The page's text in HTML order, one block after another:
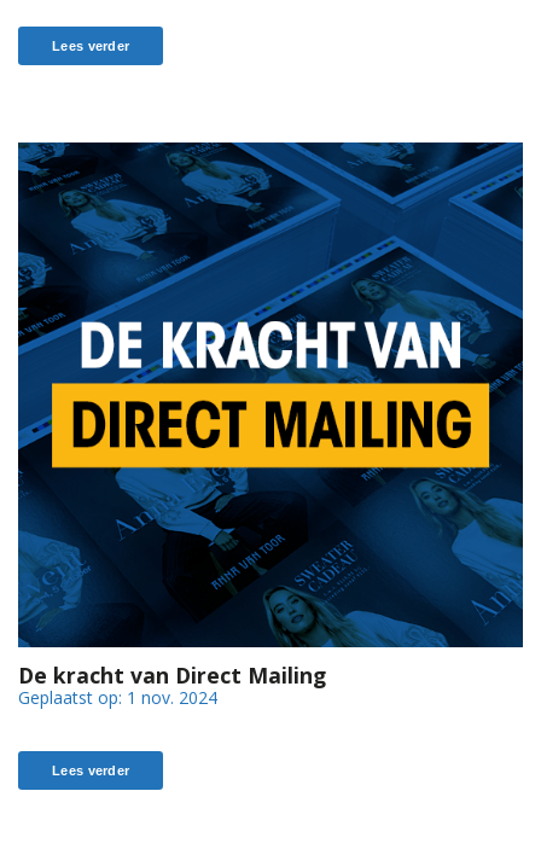
Lees verder
De kracht van Direct Mailing
Geplaatst op: 1 nov. 2024
Lees verder